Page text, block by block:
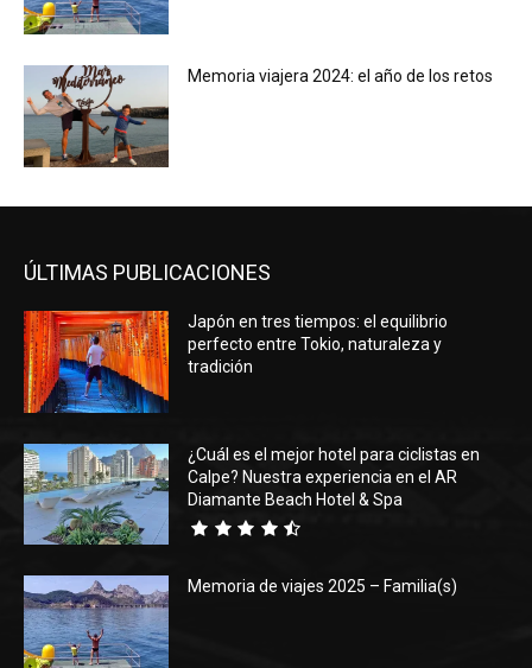
Memoria viajera 2024: el año de los retos
ÚLTIMAS PUBLICACIONES
Japón en tres tiempos: el equilibrio
perfecto entre Tokio, naturaleza y
tradición
¿Cuál es el mejor hotel para ciclistas en
Calpe? Nuestra experiencia en el AR
Diamante Beach Hotel & Spa
Memoria de viajes 2025 – Familia(s)